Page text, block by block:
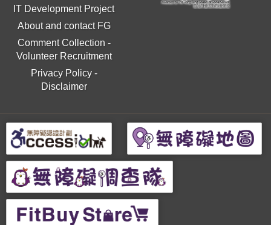
IT Development Project
About and contact FG
Comment Collection -
Volunteer Recruitment
Privacy Policy-
Disclaimer